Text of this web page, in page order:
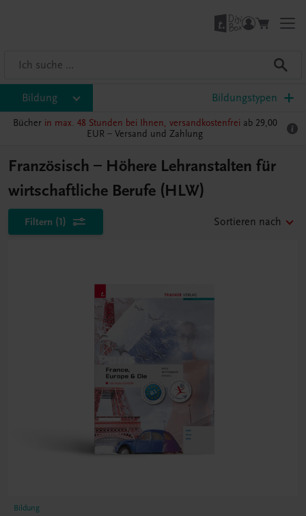
Bildung Bildungstypen
Bücher in max. 48 Stunden bei Ihnen, versandkostenfrei ab 29,00
EUR – Versand und Zahlung
Französisch – Höhere Lehranstalten für
wirtschaftliche Berufe (HLW)
Filtern (1) Sortieren nach
Bildung